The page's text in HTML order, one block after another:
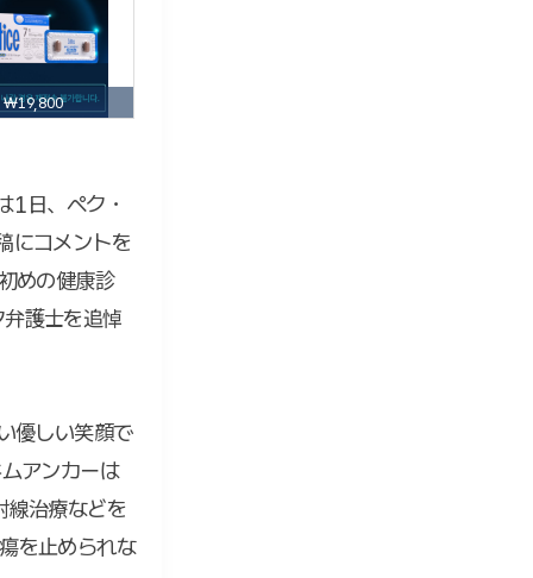
₩19,800
1日、ペク・
にコメントを
めの健康診
護士を追悼
優しい笑顔で
アンカーは
線治療などを
を止められな